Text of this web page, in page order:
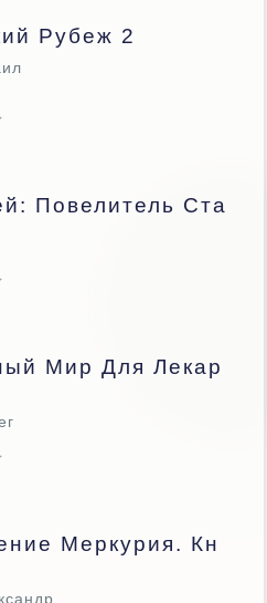
Рубеж 2
Повелитель Ста
Мир Для Лекар
Меркурия. Кн